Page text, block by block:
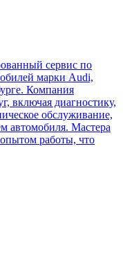
сервис по
марки Audi,
Компания
включая диагностику,
обслуживание,
автомобиля. Мастера
работы, что